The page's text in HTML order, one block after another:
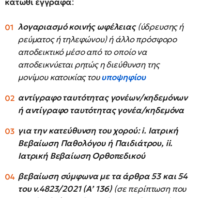
λογαριασμό κοινής ωφέλειας(ύδρευσης ή
ρεύματος ή τηλεφώνου) ή άλλο πρόσφορο
αποδεικτικό μέσο από το οποίο να
αποδεικνύεται ρητώς η διεύθυνση της
μονίμου κατοικίας τουυποψηφίου
αντίγραφο ταυτότητας γονέων/κηδεμόνων
ή αντίγραφο ταυτότητας γονέα/κηδεμόνα
για την κατεύθυνση του χορού: i. Ιατρική
Βεβαίωση Παθολόγου ή Παιδιάτρου, ii.
Ιατρική Βεβαίωση Ορθοπεδικού
βεβαίωση σύμφωνα με τα άρθρα 53 και 54
του ν.4823/2021 (Α’ 136)(σε περίπτωση που